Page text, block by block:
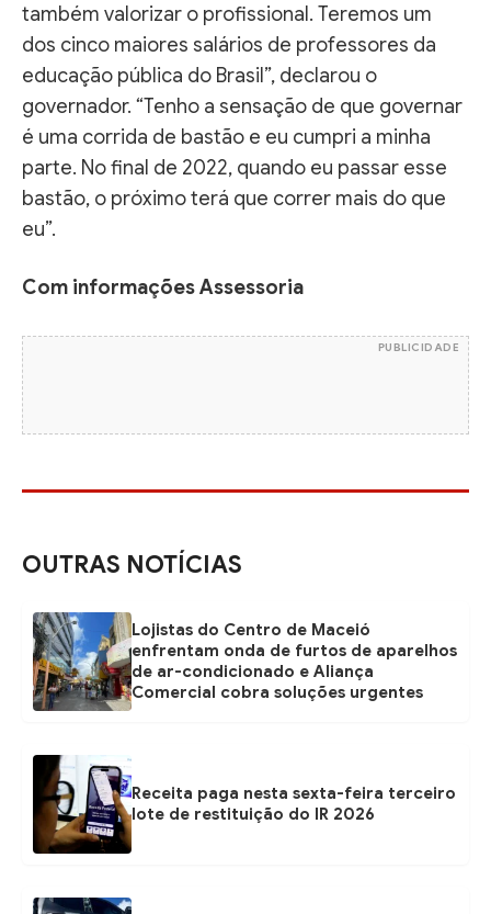
também valorizar o profissional. Teremos um
dos cinco maiores salários de professores da
educação pública do Brasil”, declarou o
governador. “Tenho a sensação de que governar
é uma corrida de bastão e eu cumpri a minha
parte. No final de 2022, quando eu passar esse
bastão, o próximo terá que correr mais do que
eu”.
Com informações Assessoria
PUBLICIDADE
OUTRAS NOTÍCIAS
Lojistas do Centro de Maceió
enfrentam onda de furtos de aparelhos
de ar-condicionado e Aliança
Comercial cobra soluções urgentes
Receita paga nesta sexta-feira terceiro
lote de restituição do IR 2026